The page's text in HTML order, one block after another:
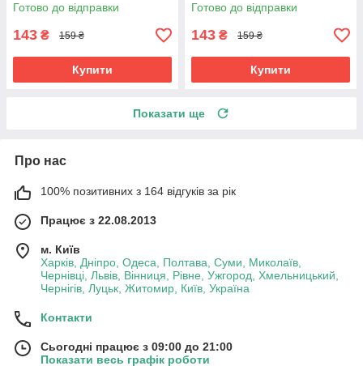
Готово до відправки
143 ₴ 159 ₴
Купити
Готово до відправки
143 ₴ 159 ₴
Купити
Показати ще
Про нас
100% позитивних з 164 відгуків за рік
Працює з 22.08.2013
м. Київ
Харків, Дніпро, Одеса, Полтава, Суми, Миколаїв,
Чернівці, Львів, Вінниця, Рівне, Ужгород, Хмельницький,
Чернігів, Луцьк, Житомир, Київ, Україна
Контакти
Сьогодні працює з 09:00 до 21:00
Показати весь графік роботи